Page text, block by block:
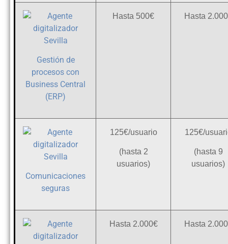
Gestión de
procesos con
Business Central
(ERP)
Hasta 500€ Hasta
Comunicaciones
seguras
125€/usuario
(hasta 2
usuarios)
125€/
(hasta 9
usuarios)
Hasta 2.000€ Hasta